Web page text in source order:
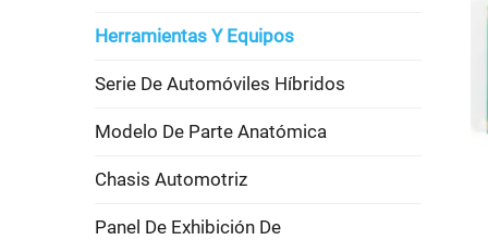
Herramientas Y Equipos
Serie De Automóviles Híbridos
Modelo De Parte Anatómica
Chasis Automotriz
Panel De Exhibición De